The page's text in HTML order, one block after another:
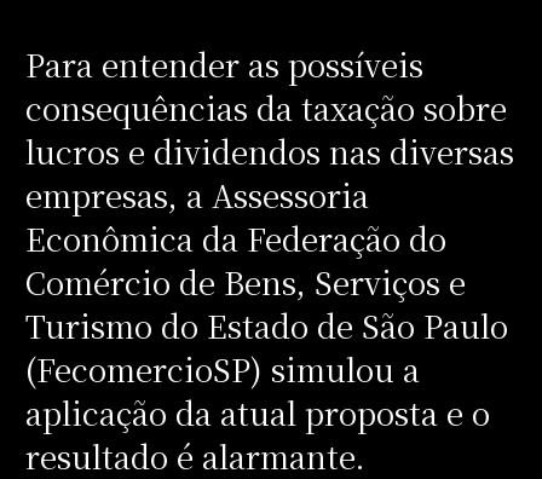
Para entender as possíveis
consequências da taxação sobre
lucros e dividendos nas diversas
empresas, a Assessoria
Econômica da Federação do
Comércio de Bens, Serviços e
Turismo do Estado de São Paulo
(FecomercioSP) simulou a
aplicação da atual proposta e o
resultado é alarmante.